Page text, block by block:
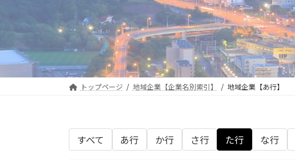
トップページ 地域企業【企業名別索引】 地域企業【あ行】
すべて あ行 か行 さ行 た行 な行